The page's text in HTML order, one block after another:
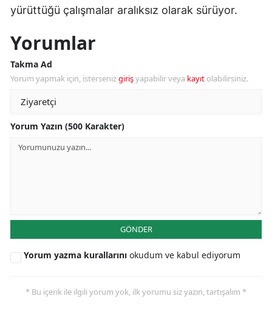
yürüttüğü çalışmalar aralıksız olarak sürüyor.
Yorumlar
Takma Ad
Yorum yapmak için, istersenizgirişyapabilir veya kayıt olabilirsiniz.
Yorum Yazın (500 Karakter)
GÖNDER
Yorum yazma kurallarını okudum ve kabul ediyorum
* Bu içerik ile ilgili yorum yok, ilk yorumu siz yazın, tartışalım *